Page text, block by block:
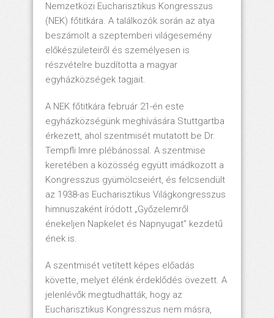
Nemzetközi Eucharisztikus Kongresszus
(NEK) főtitkára. A találkozók során az atya
beszámolt a szeptemberi világesemény
előkészületeiről és személyesen is
részvételre buzdította a magyar
egyházközségek tagjait.
A NEK főtitkára február 21-én este
egyházközségünk meghívására Stuttgartba
érkezett, ahol szentmisét mutatott be Dr.
Tempfli Imre plébánossal. A szentmise
keretében a közösség együtt imádkozott a
Kongresszus gyümölcseiért, és felcsendült
az 1938-as Eucharisztikus Világkongresszus
himnuszaként íródott „Győzelemről
énekeljen Napkelet és Napnyugat” kezdetű
ének is.
A szentmisét vetített képes előadás
követte, melyet élénk érdeklődés övezett. A
jelenlévők megtudhatták, hogy az
Eucharisztikus Kongresszus nem másra,